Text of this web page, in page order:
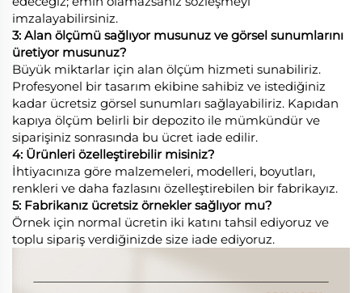
imzalayabilirsiniz.
3: Alan ölçümü sağlıyor musunuz ve görsel sunumlarını
üretiyor musunuz?
Büyük miktarlar için alan ölçüm hizmeti sunabiliriz.
Profesyonel bir tasarım ekibine sahibiz ve istediğiniz
kadar ücretsiz görsel sunumları sağlayabiliriz. Kapıdan
kapıya ölçüm belirli bir depozito ile mümkündür ve
siparişiniz sonrasında bu ücret iade edilir.
4: Ürünleri özelleştirebilir misiniz?
İhtiyacınıza göre malzemeleri, modelleri, boyutları,
renkleri ve daha fazlasını özelleştirebilen bir fabrikayız.
5: Fabrikanız ücretsiz örnekler sağlıyor mu?
Örnek için normal ücretin iki katını tahsil ediyoruz ve
toplu sipariş verdiğinizde size iade ediyoruz.